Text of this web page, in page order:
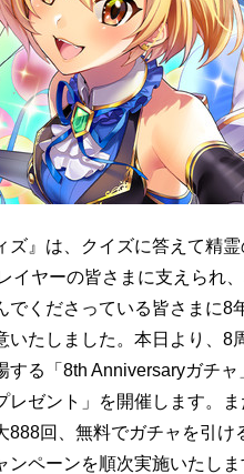
』は、クイズに答えて精
イヤーの皆さまに支えられ
くださっている皆さまに8
いたしました。本日より、8
する「8th Anniversaryガチ
レゼント」を開催します。
888回、無料でガチャを引
ンペーンを順次実施いたし